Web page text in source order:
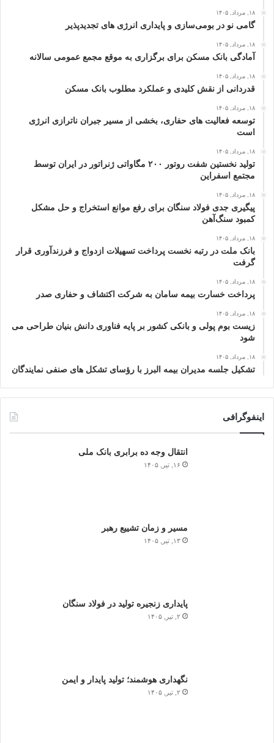
۱۸, مرداد, ۱۴۰۵
گامی نو در بومی‌سازی و پایداری انرژی‌ های تجدیدپذیر
۱۸, مرداد, ۱۴۰۵
آمادگی بانک مسکن برای برگزاری به موقع مجمع عمومی سالانه
۱۸, مرداد, ۱۴۰۵
قدردانی از نقش کلیدی و عملکرد مطلوب بانک مسکن
۱۸, مرداد, ۱۴۰۵
توسعه فعالیت‌ های حفاری، بخشی از مسیر جبران ناترازی انرژی
است
۱۸, مرداد, ۱۴۰۵
تولید نخستین شفت روتور ۲۰۰ مگاواتی ژنراتور در ایران توسط
مجتمع اسفراین
۱۸, مرداد, ۱۴۰۵
پیگیری جدی فولاد سنگان برای رفع موانع استخراج و حل مشکل
کمبود سنگ‌آهن
۱۸, مرداد, ۱۴۰۵
بانک ملت در رتبه نخست پرداخت تسهیلات ازدواج و فرزندآوری قرار
گرفت
۱۸, مرداد, ۱۴۰۵
پرداخت خسارت بیمه سامان به شرکت اکتشاف و حفاری صدر
۱۸, مرداد, ۱۴۰۵
زیست بوم پولی و بانکی کشور بر پایه فناوری دانش بنیان طراحی می
شود
۱۸, مرداد, ۱۴۰۵
تشکیل جلسه مدیران بیمه البرز با رؤسای تشکل های صنفی نمایندگان
اینفوگرافی
انتقال وجه ده برابری بانک ملی
۱۶, تیر, ۱۴۰۵
مسیر و زمان تشییع رهبر
۱۳, تیر, ۱۴۰۵
پایداری زنجیره تولید در فولاد سنگان
۲, تیر, ۱۴۰۵
نگهداری هوشمند؛ تولید پایدار و ایمن
۲, تیر, ۱۴۰۵